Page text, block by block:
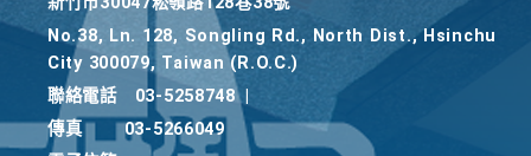
No.38, Ln. 128, Songling Rd., North Dist., Hsinchu
City 300079, Taiwan (R.O.C.)
聯絡電話
03-5258748
傳真
03-5266049